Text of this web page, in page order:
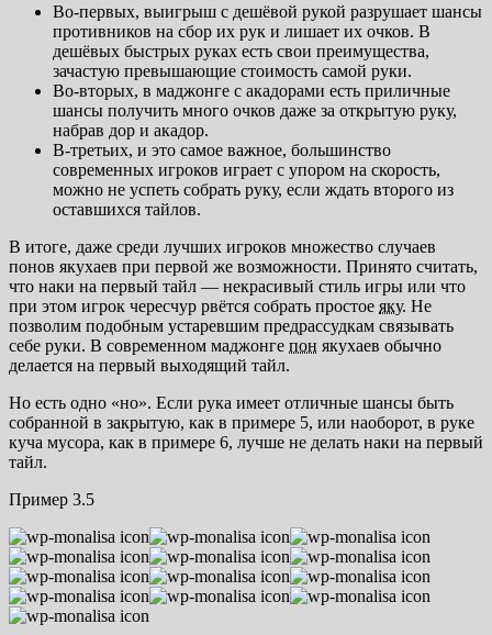
Во-первых, выигрыш с дешёвой рукой разрушает шансы
противников на сбор их рук и лишает их очков. В
дешёвых быстрых руках есть свои преимущества,
зачастую превышающие стоимость самой руки.
Во-вторых, в маджонге с акадорами есть приличные
шансы получить много очков даже за открытую руку,
набрав дор и акадор.
В-третьих, и это самое важное, большинство
современных игроков играет с упором на скорость,
можно не успеть собрать руку, если ждать второго из
оставшихся тайлов.
В итоге, даже среди лучших игроков множество случаев
понов якухаев при первой же возможности. Принято считать,
что наки на первый тайл — некрасивый стиль игры или что
при этом игрок чересчур рвётся собрать простое яку. Не
позволим подобным устаревшим предрассудкам связывать
себе руки. В современном маджонге пон якухаев обычно
делается на первый выходящий тайл.
Но есть одно «но». Если рука имеет отличные шансы быть
собранной в закрытую, как в примере 5, или наоборот, в руке
куча мусора, как в примере 6, лучше не делать наки на первый
тайл.
Пример 3.5